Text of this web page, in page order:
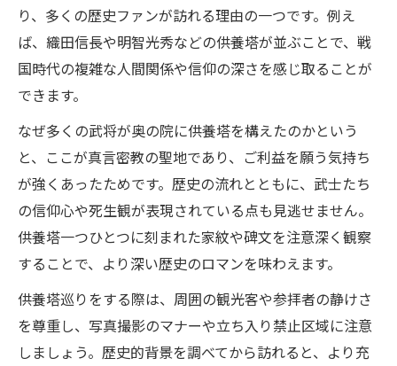
り、多くの歴史ファンが訪れる理由の一つです。例え
ば、織田信長や明智光秀などの供養塔が並ぶことで、戦
国時代の複雑な人間関係や信仰の深さを感じ取ることが
できます。
なぜ多くの武将が奥の院に供養塔を構えたのかという
と、ここが真言密教の聖地であり、ご利益を願う気持ち
が強くあったためです。歴史の流れとともに、武士たち
の信仰心や死生観が表現されている点も見逃せません。
供養塔一つひとつに刻まれた家紋や碑文を注意深く観察
することで、より深い歴史のロマンを味わえます。
供養塔巡りをする際は、周囲の観光客や参拝者の静けさ
を尊重し、写真撮影のマナーや立ち入り禁止区域に注意
しましょう。歴史的背景を調べてから訪れると、より充